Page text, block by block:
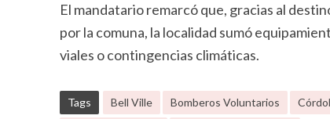
El mandatario remarcó que, gracias al
por la comuna, la localidad sumó
viales o contingencias climáticas.
Tags Bell Ville Bomberos Voluntarios